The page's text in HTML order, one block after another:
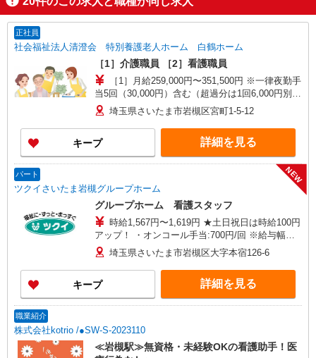
正社員
社会福祉法人清澄会 特別養護老人ホーム 白鶴ホーム
［1］介護職員 ［2］看護職員
［1］月給259,000円〜351,500円 ※一律夜勤手
当5回（30,000円）含む（超過分は1回6,000円別途
支給） ※下記一律処遇支援手当含む ■10年以上介
護経験のある介護福祉士 月額74,500円 ■その他
の方 月額61,000円 ［2］月給267,250円〜
281,250円 ※一律処遇支援手当24,250円・職務手
当（オンコール）含む ※別途、資格手当等あり ※
埼玉県さいたま市岩槻区宮町1-5-12
キープ 詳細を見る
パート
ツクイさいたま岩槻グループホーム
NEW
グループホーム 看護スタッフ
時給1,567円〜1,619円 ★土日祝日は時給100円
アップ！ ・オンコール手当:700円/回 ※給与幅は
資格・経験等による
埼玉県さいたま市岩槻区大字本宿126-6
キープ 詳細を見る
職業紹介
株式会社kotrio /●SW-S-2023110
≪岩槻駅≫無資格・未経験OKの看護助手！医